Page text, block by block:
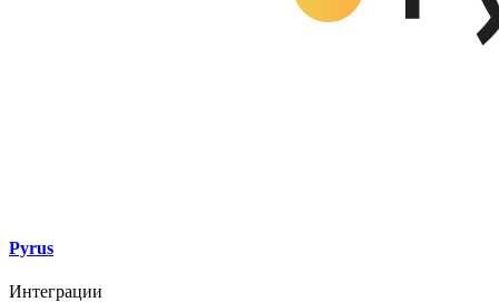
Pyrus
Интеграции